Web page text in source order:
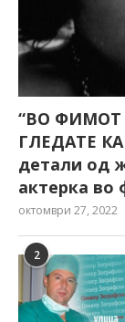
“ВО ФИМОТ
ГЛЕДАТЕ
детали од
актерка
октомври 27, 2022
2